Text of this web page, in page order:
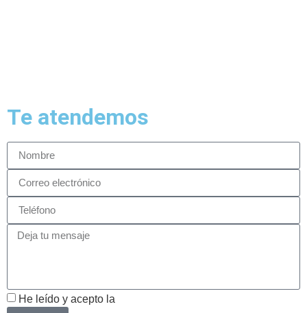
Te atendemos
He leído y acepto la